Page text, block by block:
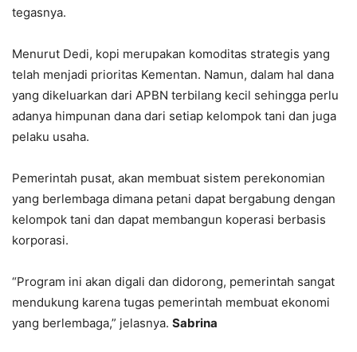
tegasnya.
Menurut Dedi, kopi merupakan komoditas strategis yang
telah menjadi prioritas Kementan. Namun, dalam hal dana
yang dikeluarkan dari APBN terbilang kecil sehingga perlu
adanya himpunan dana dari setiap kelompok tani dan juga
pelaku usaha.
Pemerintah pusat, akan membuat sistem perekonomian
yang berlembaga dimana petani dapat bergabung dengan
kelompok tani dan dapat membangun koperasi berbasis
korporasi.
“Program ini akan digali dan didorong, pemerintah sangat
mendukung karena tugas pemerintah membuat ekonomi
yang berlembaga,” jelasnya. Sabrina